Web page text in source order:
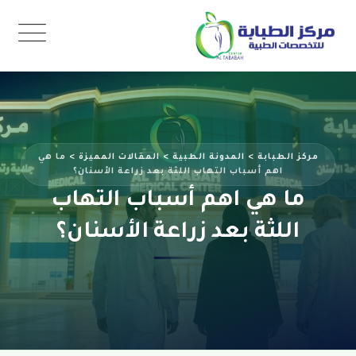
ما هي اهم أسباب التهاب
اللثة بعد زراعة الأسنان؟
مركز الطبابة > المدونة الطبية >المقالات المميزة > ما هي
اهم أسباب التهاب اللثة بعد زراعة الأسنان؟